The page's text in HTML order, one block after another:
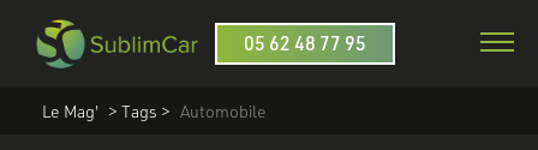
05 62 48 77 95
Le Mag' > Tags > Automobile